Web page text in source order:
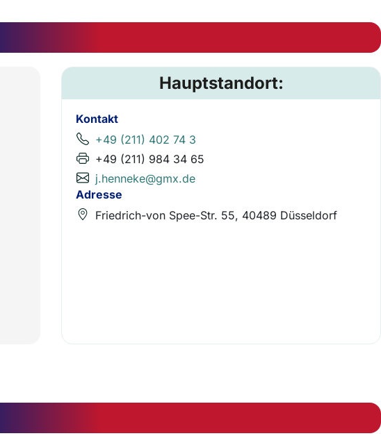
Hauptstandort:
Kontakt
+49 (211) 402 74 3
+49 (211) 984 34 65
j.henneke@gmx.de
Adresse
Friedrich-von Spee-Str. 55, 40489 Düsseldorf